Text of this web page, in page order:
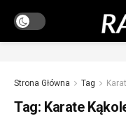
Strona Główna Tag
Tag: Karate